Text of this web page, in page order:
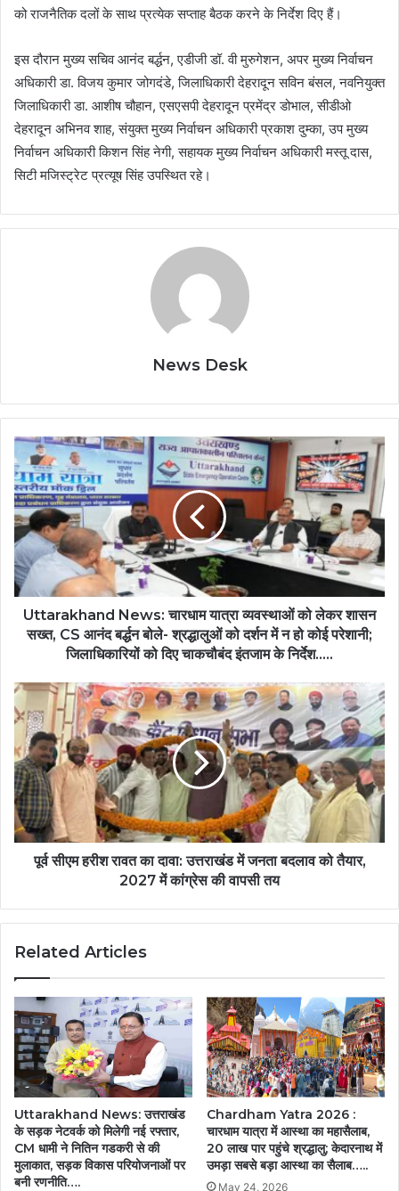
को राजनैतिक दलों के साथ प्रत्येक सप्ताह बैठक करने के निर्देश दिए हैं।
इस दौरान मुख्य सचिव आनंद बर्द्धन, एडीजी डॉ. वी मुरुगेशन, अपर मुख्य निर्वाचन
अधिकारी डा. विजय कुमार जोगदंडे, जिलाधिकारी देहरादून सविन बंसल, नवनियुक्त
जिलाधिकारी डा. आशीष चौहान, एसएसपी देहरादून प्रमेंद्र डोभाल, सीडीओ
देहरादून अभिनव शाह, संयुक्त मुख्य निर्वाचन अधिकारी प्रकाश दुम्का, उप मुख्य
निर्वाचन अधिकारी किशन सिंह नेगी, सहायक मुख्य निर्वाचन अधिकारी मस्तू दास,
सिटी मजिस्ट्रेट प्रत्यूष सिंह उपस्थित रहे।
News Desk
Uttarakhand News: चारधाम यात्रा व्यवस्थाओं को लेकर शासन
सख्त, CS आनंद बर्द्धन बोले- श्रद्धालुओं को दर्शन में न हो कोई परेशानी;
जिलाधिकारियों को दिए चाकचौबंद इंतजाम के निर्देश.....
पूर्व सीएम हरीश रावत का दावा: उत्तराखंड में जनता बदलाव को तैयार,
2027 में कांग्रेस की वापसी तय
Related Articles
Uttarakhand News: उत्तराखंड
के सड़क नेटवर्क को मिलेगी नई रफ्तार,
CM धामी ने नितिन गडकरी से की
मुलाकात, सड़क विकास परियोजनाओं पर
बनी रणनीति….
Chardham Yatra 2026 :
चारधाम यात्रा में आस्था का महासैलाब,
20 लाख पार पहुंचे श्रद्धालु; केदारनाथ में
उमड़ा सबसे बड़ा आस्था का सैलाब…..
May 24, 2026